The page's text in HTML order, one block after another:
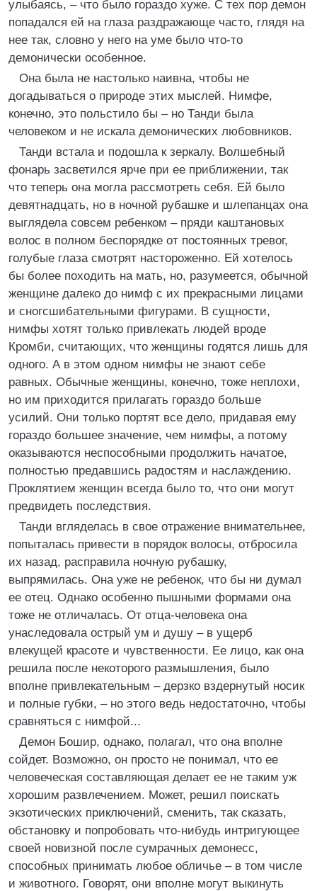
улыбаясь, – что было гораздо хуже. С тех пор демон
попадался ей на глаза раздражающе часто, глядя на
нее так, словно у него на уме было что-то
демонически особенное.
Она была не настолько наивна, чтобы не
догадываться о природе этих мыслей. Нимфе,
конечно, это польстило бы – но Танди была
человеком и не искала демонических любовников.
Танди встала и подошла к зеркалу. Волшебный
фонарь засветился ярче при ее приближении, так
что теперь она могла рассмотреть себя. Ей было
девятнадцать, но в ночной рубашке и шлепанцах она
выглядела совсем ребенком – пряди каштановых
волос в полном беспорядке от постоянных тревог,
голубые глаза смотрят настороженно. Ей хотелось
бы более походить на мать, но, разумеется, обычной
женщине далеко до нимф с их прекрасными лицами
и сногсшибательными фигурами. В сущности,
нимфы хотят только привлекать людей вроде
Кромби, считающих, что женщины годятся лишь для
одного. А в этом одном нимфы не знают себе
равных. Обычные женщины, конечно, тоже неплохи,
но им приходится прилагать гораздо больше
усилий. Они только портят все дело, придавая ему
гораздо большее значение, чем нимфы, а потому
оказываются неспособными продолжить начатое,
полностью предавшись радостям и наслаждению.
Проклятием женщин всегда было то, что они могут
предвидеть последствия.
Танди вгляделась в свое отражение внимательнее,
попыталась привести в порядок волосы, отбросила
их назад, расправила ночную рубашку,
выпрямилась. Она уже не ребенок, что бы ни думал
ее отец. Однако особенно пышными формами она
тоже не отличалась. От отца-человека она
унаследовала острый ум и душу – в ущерб
влекущей красоте и чувственности. Ее лицо, как она
решила после некоторого размышления, было
вполне привлекательным – дерзко вздернутый носик
и полные губки, – но этого ведь недостаточно, чтобы
сравняться с нимфой...
Демон Бошир, однако, полагал, что она вполне
сойдет. Возможно, он просто не понимал, что ее
человеческая составляющая делает ее не таким уж
хорошим развлечением. Может, решил поискать
экзотических приключений, сменить, так сказать,
обстановку и попробовать что-нибудь интригующее
своей новизной после сумрачных демонесс,
способных принимать любое обличье – в том числе
и животного. Говорят, они вполне могут выкинуть